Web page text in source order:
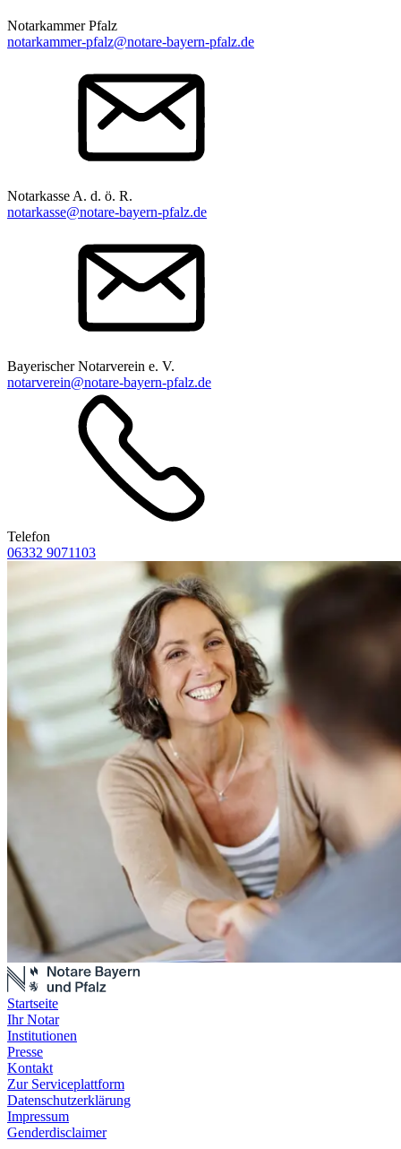
Notarkammer Pfalz
notarkammer-pfalz@notare-bayern-pfalz.de
Notarkasse A. d. ö. R.
notarkasse@notare-bayern-pfalz.de
Bayerischer Notarverein e. V.
notarverein@notare-bayern-pfalz.de
Telefon
06332 9071103
Startseite
Ihr Notar
Institutionen
Presse
Kontakt
Zur Serviceplattform
Datenschutzerklärung
Impressum
Genderdisclaimer